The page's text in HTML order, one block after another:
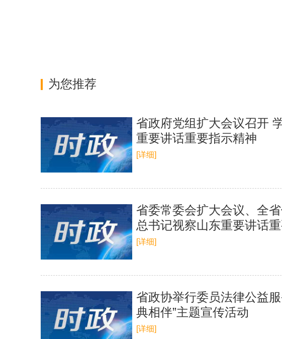
为您推荐
省政府党组扩大会议召开
重要讲话重要指示精神
[详细]
省委常委会扩大会议、全
总书记视察山东重要讲话
定好位挑大梁 奋力谱写中
[详细]
省政协举行委员法律公益
典相伴”主题宣传活动
[详细]